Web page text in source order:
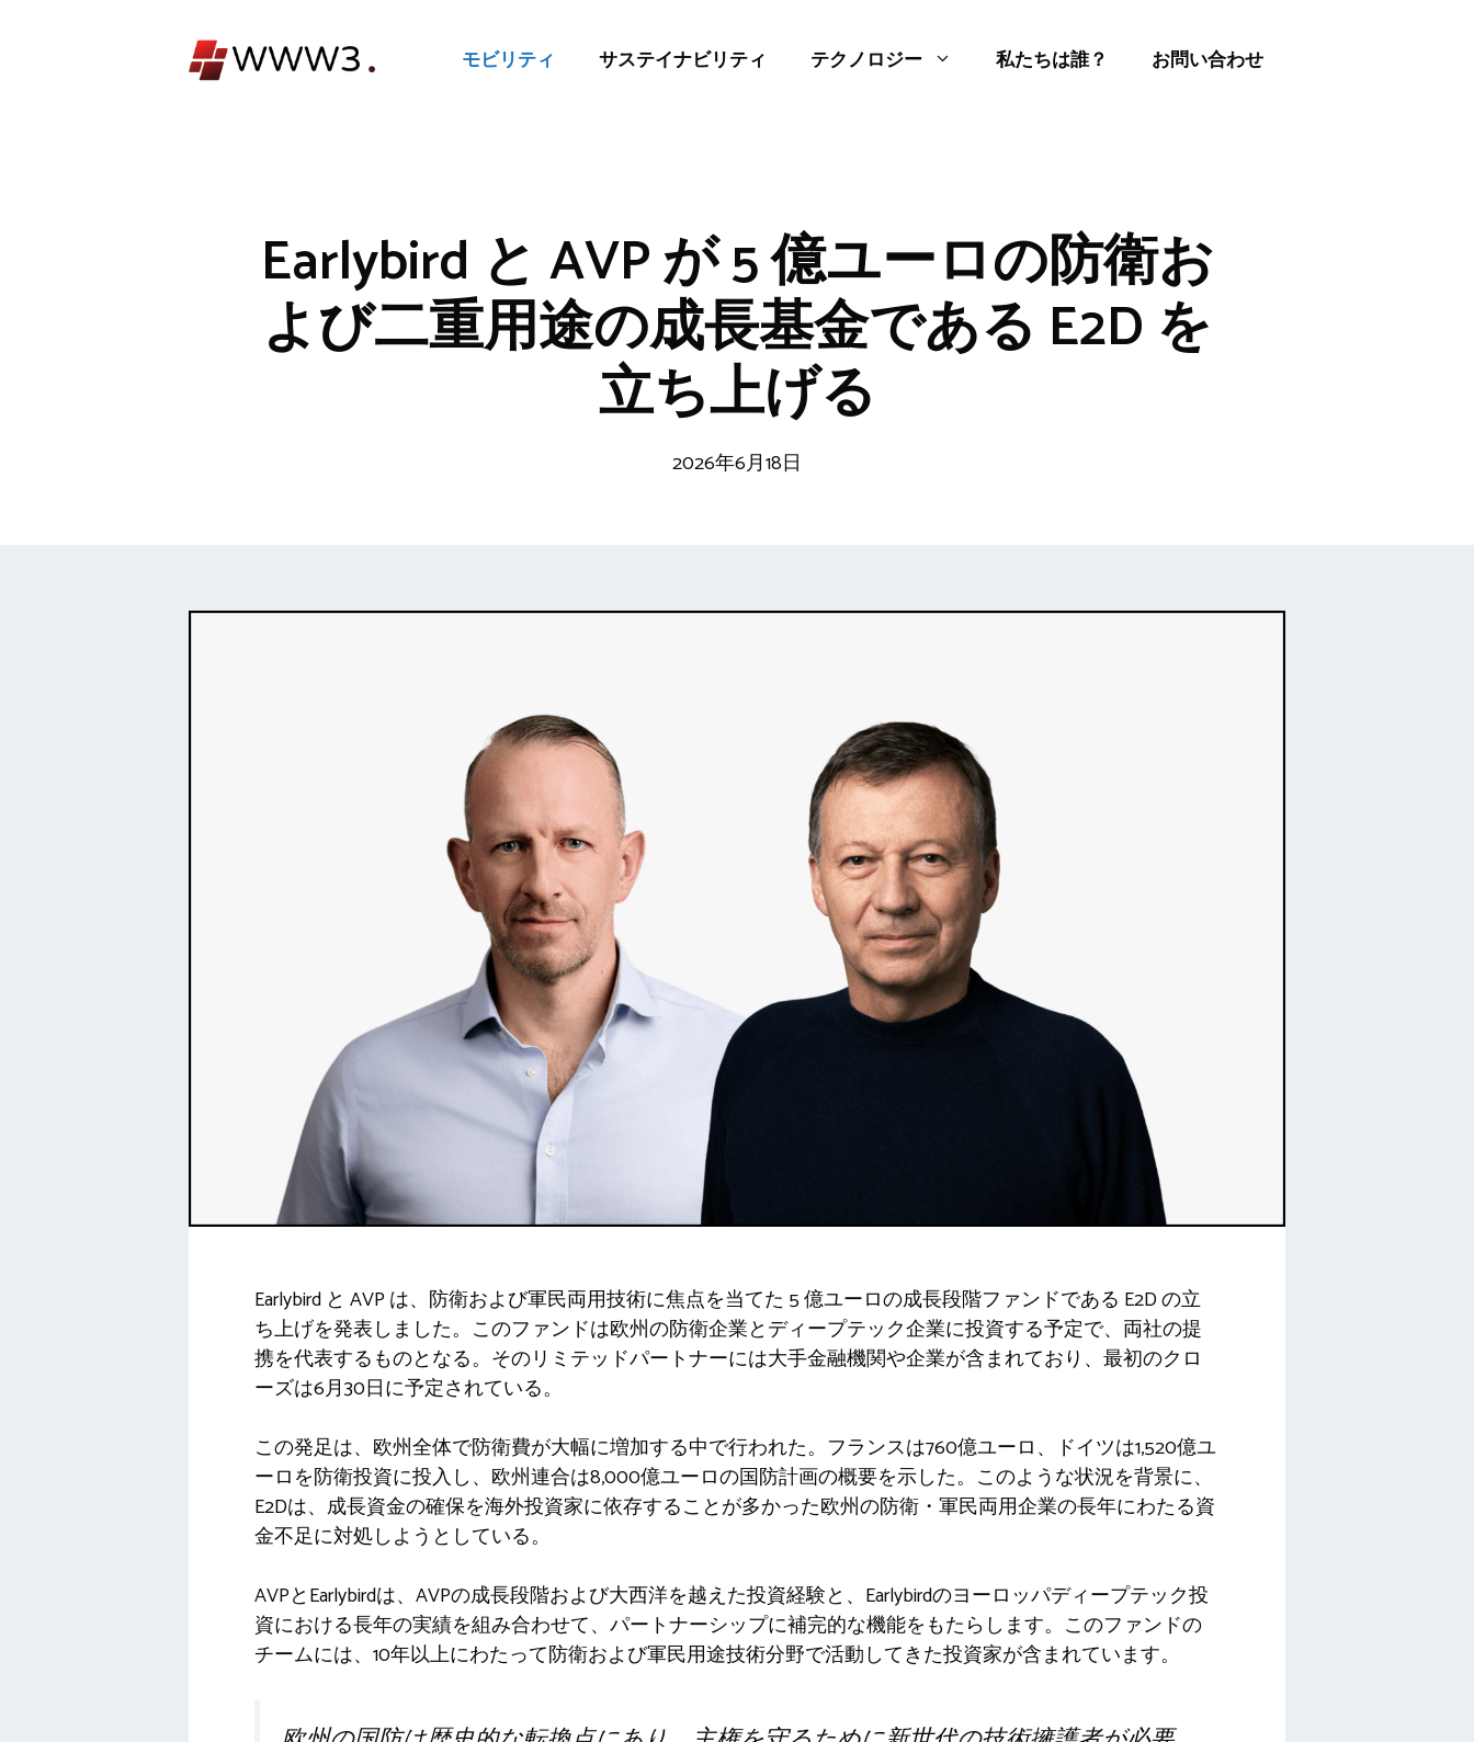
モビリティ サステイナビリティ テクノロジー 私たちは誰？ お問い合わせ
Earlybird と AVP が 5 億ユーロの防衛お
よび二重用途の成長基金である E2D を
立ち上げる
2026年6月18日
Earlybird と AVP は、防衛および軍民両用技術に焦点を当てた 5 億ユーロの成長段階ファンドである E2D の立
ち上げを発表しました。このファンドは欧州の防衛企業とディープテック企業に投資する予定で、両社の提
携を代表するものとなる。そのリミテッドパートナーには大手金融機関や企業が含まれており、最初のクロ
ーズは6月30日に予定されている。
この発足は、欧州全体で防衛費が大幅に増加する中で行われた。フランスは760億ユーロ、ドイツは1,520億ユ
ーロを防衛投資に投入し、欧州連合は8,000億ユーロの国防計画の概要を示した。このような状況を背景に、
E2Dは、成長資金の確保を海外投資家に依存することが多かった欧州の防衛・軍民両用企業の長年にわたる資
金不足に対処しようとしている。
AVPとEarlybirdは、AVPの成長段階および大西洋を越えた投資経験と、Earlybirdのヨーロッパディープテック投
資における長年の実績を組み合わせて、パートナーシップに補完的な機能をもたらします。このファンドの
チームには、10年以上にわたって防衛および軍民用途技術分野で活動してきた投資家が含まれています。